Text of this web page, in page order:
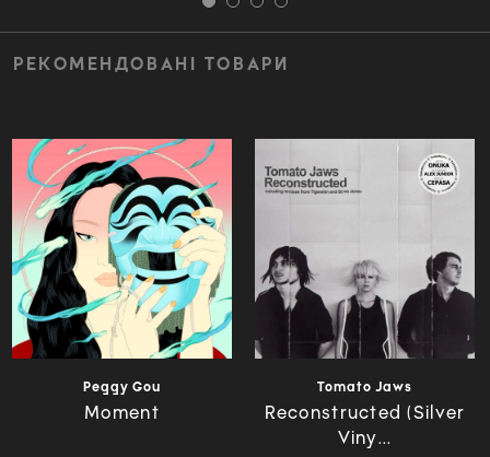
РЕКОМЕНДОВАНІ ТОВАРИ
Peggy Gou
Moment
Tomato Jaws
Reconstructed (Silver
Viny...